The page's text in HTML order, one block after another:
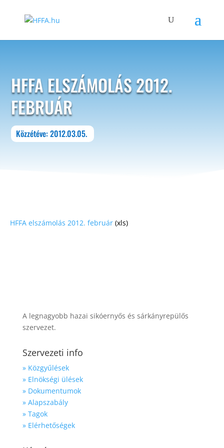
HFFA ELSZÁMOLÁS 2012.
FEBRUÁR
Közzétéve: 2012.03.05.
HFFA elszámolás 2012. február (xls)
A legnagyobb hazai sikóernyős és sárkányrepülős
szervezet.
Szervezeti info
» Közgyűlések
» Elnökségi ülések
» Dokumentumok
» Alapszabály
» Tagok
» Elérhetőségek